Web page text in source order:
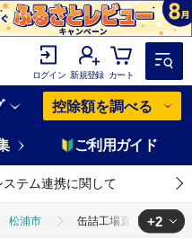
ログイン 新規登録 カート
控除額を調べる
ご利用ガイド
ステム連携に関して
松浦市 缶詰工場直送 伝統の
+2